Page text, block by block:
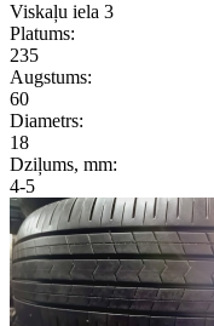
Viskaļu iela 3
Platums:
235
Augstums:
60
Diametrs:
18
Dziļums, mm:
4-5